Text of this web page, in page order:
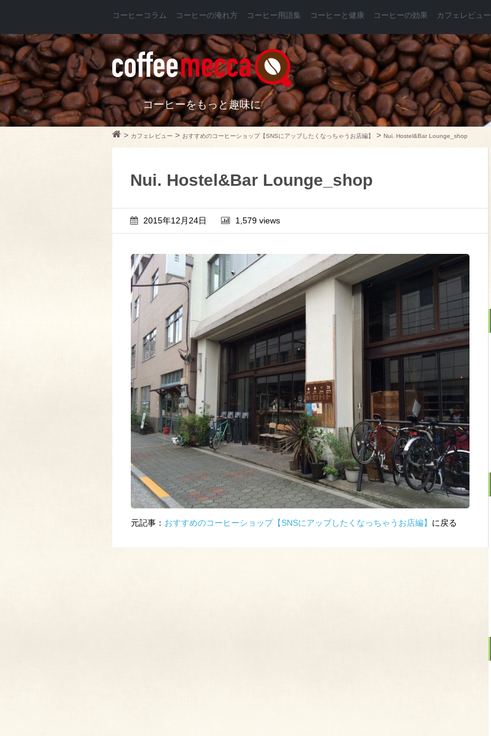
コーヒーコラム コーヒーの淹れ方 コーヒー用語集 コーヒーと健康 コーヒーの効果 カフェレビュー
コーヒーをもっと趣味に
> カフェレビュー > おすすめのコーヒーショップ【SNSにアップしたくなっちゃうお店編】 > Nui. Hostel&Bar Lounge_shop
Nui. Hostel&Bar Lounge_shop
2015年12月24日 1,579 views
元記事： おすすめのコーヒーショップ【SNSにアップしたくなっちゃうお店編】 に戻る